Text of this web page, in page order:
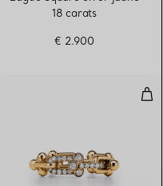
18 carats
€ 2.900
à micro-maillons en or